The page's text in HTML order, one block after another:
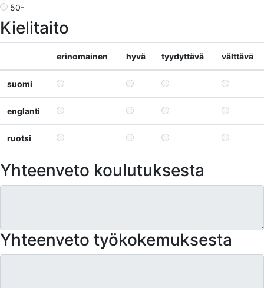
50-
Kielitaito
erinomainen hyvä tyydyttävä välttävä
suomi
englanti
ruotsi
Yhteenveto koulutuksesta
Yhteenveto työkokemuksesta